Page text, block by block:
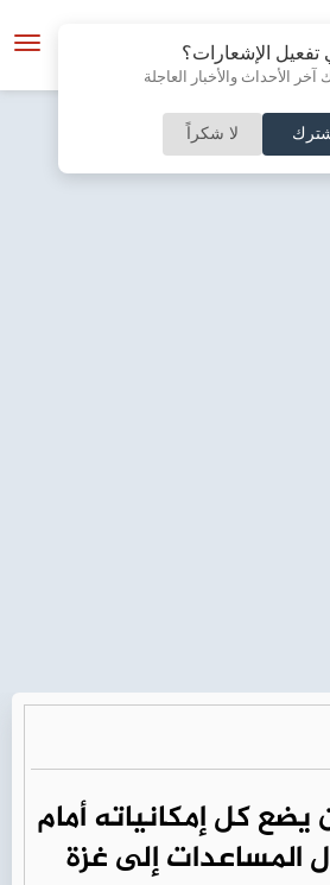
الإشعارات؟
آخر الأحداث والأخبار العاجلة
لا شكراً
يضع كل إمكانياته أمام
المساعدات إلى غزة